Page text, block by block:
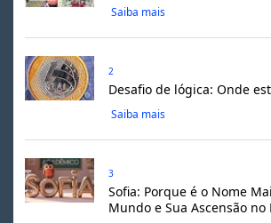
Saiba mais
2
Desafio de lógica: Onde
Saiba mais
3
Sofia: Porque é o Nome
Mundo e Sua Ascensão no